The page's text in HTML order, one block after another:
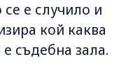
е случило и
кой каква
съдебна зала.